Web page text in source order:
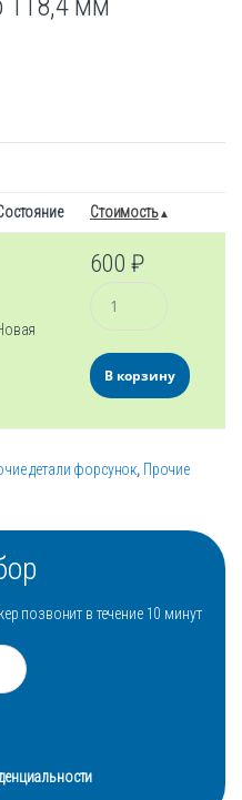
Стоимость
600₽
Количество
В корзину
детали форсунок, Прочие
позвонит в течение 10 минут